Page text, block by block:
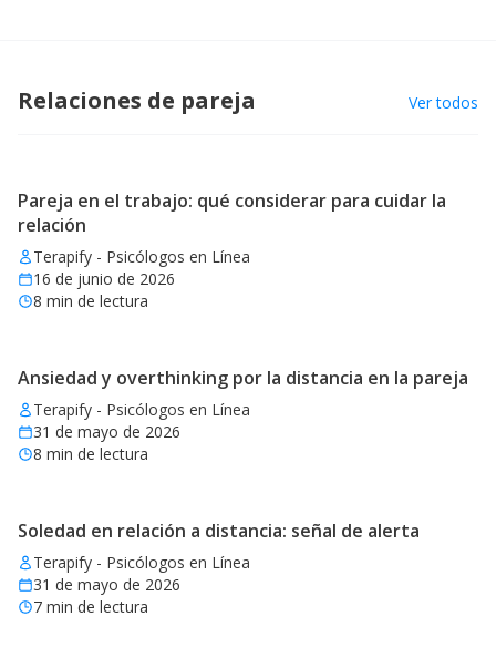
Relaciones de pareja Ver todos
Pareja en el trabajo: qué considerar para cuidar la
relación
Terapify - Psicólogos en Línea
16 de junio de 2026
8 min de lectura
Ansiedad y overthinking por la distancia en la pareja
Terapify - Psicólogos en Línea
31 de mayo de 2026
8 min de lectura
Soledad en relación a distancia: señal de alerta
Terapify - Psicólogos en Línea
31 de mayo de 2026
7 min de lectura